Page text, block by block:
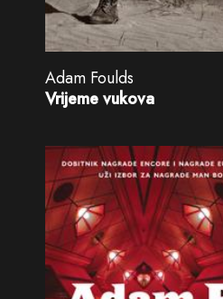
Adam Foulds
Vrijeme vukova